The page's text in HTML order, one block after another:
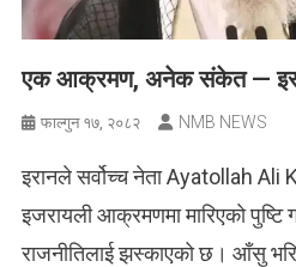
एक आक्रमण, अनेक संकेत —
फाल्गुन १७, २०८२ NMB NEWS
इरानले सर्वोच्च नेता Ayatollah Ali
इजरायली आक्रमणमा मारिएको पुष्टि
राजनीतिलाई झस्काएको छ। आँसु